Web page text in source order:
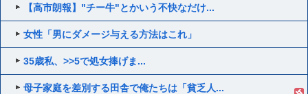
【高市朗報】"チー牛"とかいう不快なだけ...
女性「男にダメージ与える方法はこれ」
35歳私、>>5で処女捧げま...
母子家庭を差別する田舎で俺たちは「貧乏人...